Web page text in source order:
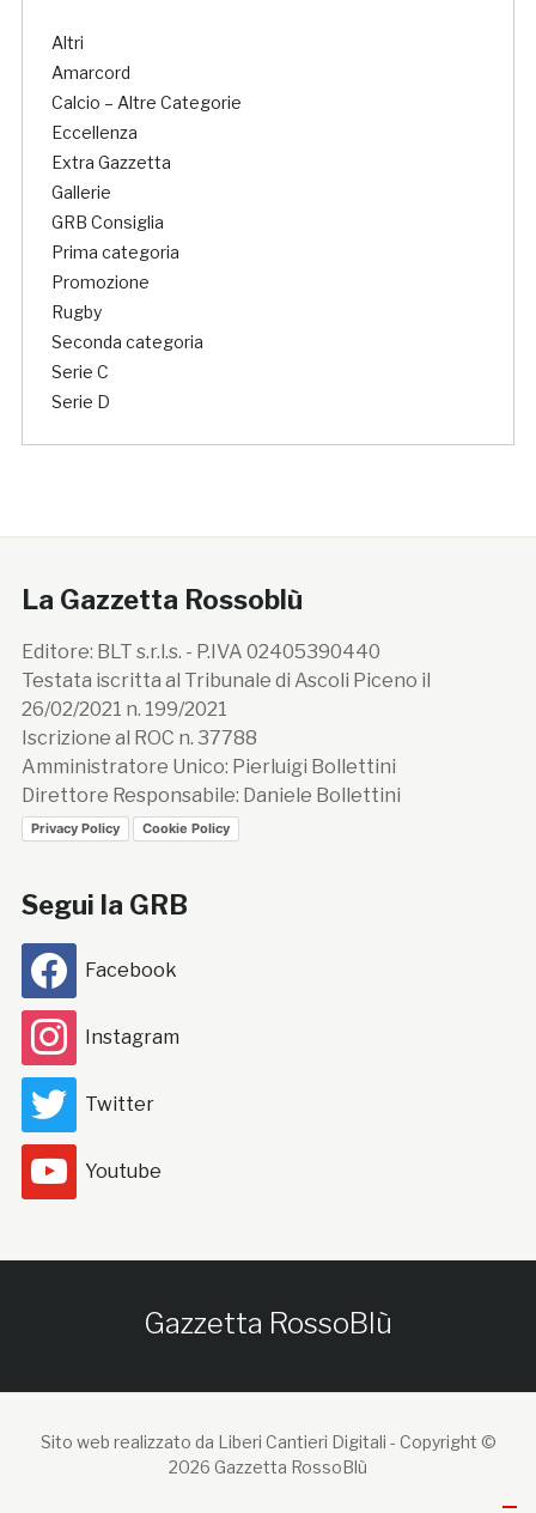
Altri
Amarcord
Calcio – Altre Categorie
Eccellenza
Extra Gazzetta
Gallerie
GRB Consiglia
Prima categoria
Promozione
Rugby
Seconda categoria
Serie C
Serie D
La Gazzetta Rossoblù
Editore: BLT s.r.l.s. - P.IVA 02405390440
Testata iscritta al Tribunale di Ascoli Piceno il
26/02/2021 n. 199/2021
Iscrizione al ROC n. 37788
Amministratore Unico: Pierluigi Bollettini
Direttore Responsabile: Daniele Bollettini
Privacy Policy Cookie Policy
Segui la GRB
Facebook
Instagram
Twitter
Youtube
Gazzetta RossoBlù
Sito web realizzato da Liberi Cantieri Digitali - Copyright ©
2026 Gazzetta RossoBlù